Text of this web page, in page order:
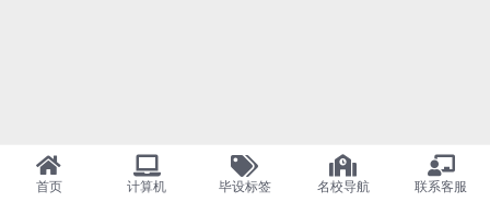
首页 计算机 毕设标签 名校导航 联系客服